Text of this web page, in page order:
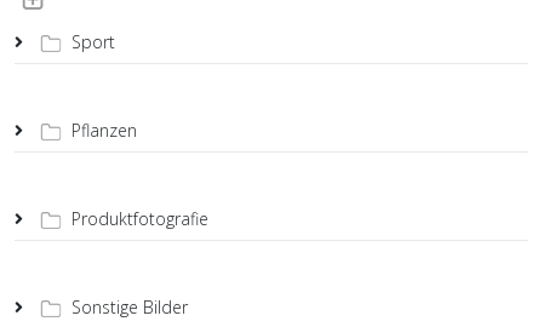
Sport
Pflanzen
Produktfotografie
Sonstige Bilder